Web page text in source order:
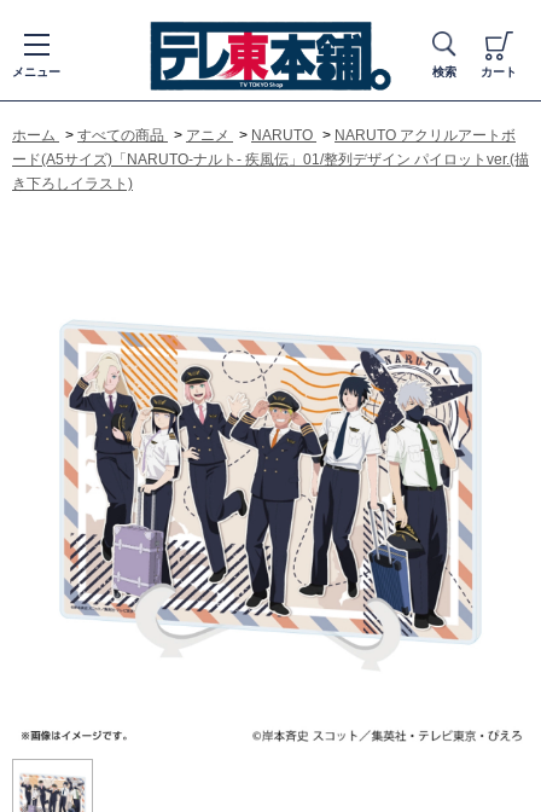
メニュー 検索 カート
ホーム > すべての商品 > アニメ > NARUTO > NARUTO アクリルアートボ
ード(A5サイズ)「NARUTO-ナルト- 疾風伝」01/整列デザイン パイロットver.(描
き下ろしイラスト)